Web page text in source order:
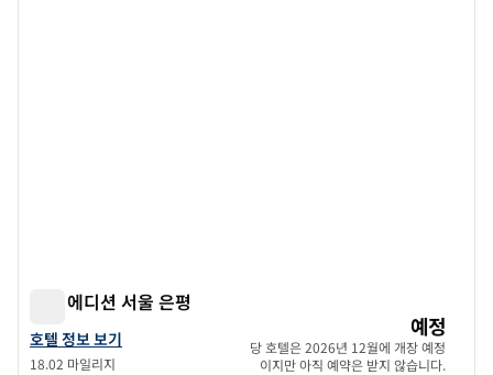
아늑 에디션 서울 은평
아누크 에디션 서울은평 호텔 상세 정보 보기
호텔 정보 보기
18.02 마일리지
예정
당 호텔은 2026년 12월에 개장 예정
이지만 아직 예약은 받지 않습니다.